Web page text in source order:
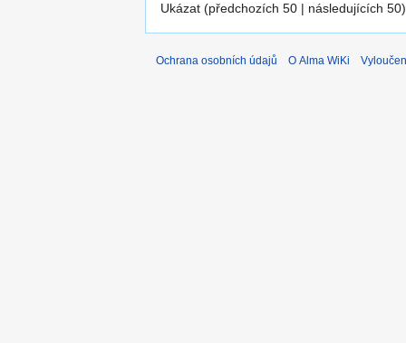
Ukázat (předchozích 50 | následujících
Ochrana osobních údajů O Alma WiKi